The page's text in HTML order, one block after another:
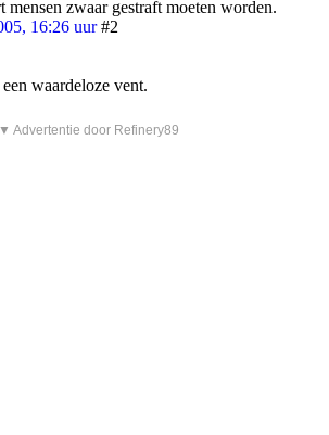
zwaar gestraft moeten worden.
16:26 uur #2
waardeloze vent.
▼ Advertentie door Refinery89